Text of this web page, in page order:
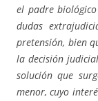
el padre
dudas
pretensión, bien
la decisión
solución que
menor, cuyo